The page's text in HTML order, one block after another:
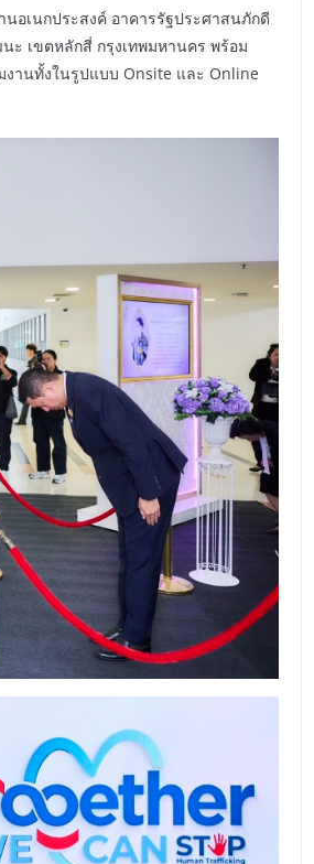
อเนกประสงค์ อาคารรัฐประศาสนภักดี
ะ เขตหลักสี่ กรุงเทพมหานคร พร้อม
งานทั้งในรูปแบบ Onsite และ Online